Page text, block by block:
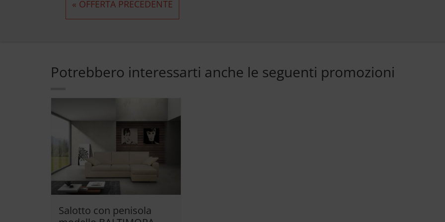
« OFFERTA PRECEDENTE
Potrebbero interessarti anche le seguenti promozioni
Salotto con penisola